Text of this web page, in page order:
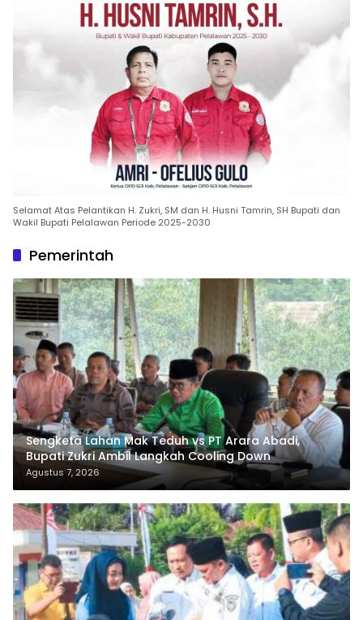
Selamat Atas Pelantikan H. Zukri, SM dan H. Husni Tamrin, SH Bupati dan
Wakil Bupati Pelalawan Periode 2025-2030
Pemerintah
Sengketa Lahan Mak Teduh vs PT Arara Abadi,
Bupati Zukri Ambil Langkah Cooling Down
Agustus 7, 2026